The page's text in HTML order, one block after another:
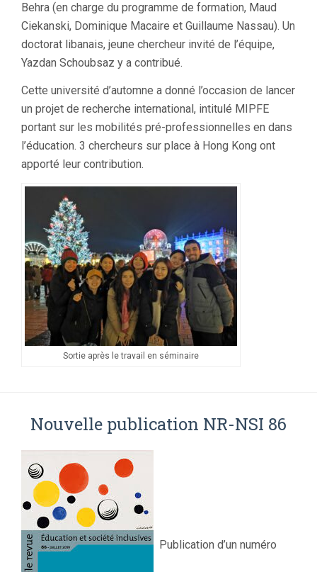
Behra (en charge du programme de formation, Maud
Ciekanski, Dominique Macaire et Guillaume Nassau). Un
doctorat libanais, jeune chercheur invité de l’équipe,
Yazdan Schoubsaz y a contribué.
Cette université d’automne a donné l’occasion de lancer
un projet de recherche international, intitulé MIPFE
portant sur les mobilités pré-professionnelles en dans
l’éducation. 3 chercheurs sur place à Hong Kong ont
apporté leur contribution.
Sortie après le travail en séminaire
Nouvelle publication NR-NSI 86
Publication d’un numéro